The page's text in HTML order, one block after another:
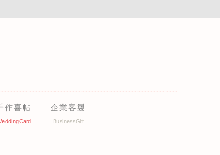
作喜帖 企業客製